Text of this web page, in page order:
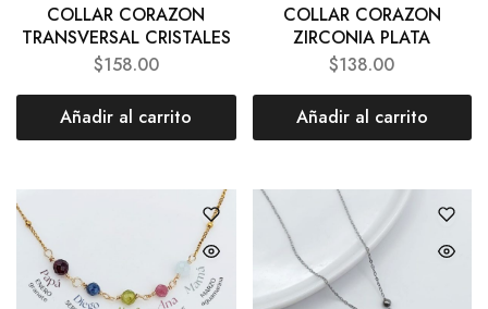
COLLAR CORAZON
TRANSVERSAL CRISTALES
$158.00
Añadir al carrito
COLLAR CORAZON
ZIRCONIA PLATA
$138.00
Añadir al carrito